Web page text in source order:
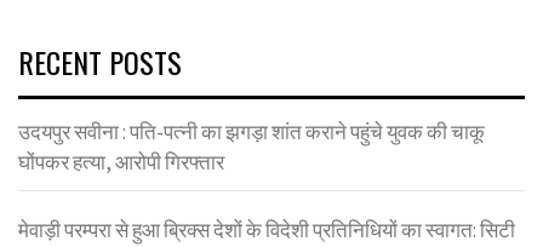
RECENT POSTS
उदयपुर सवीना : पति-पत्नी का झगड़ा शांत कराने पहुंचे युवक की चाकू
घोंपकर हत्या, आरोपी गिरफ्तार
मेवाड़ी परम्परा से हुआ ब्रिक्स देशों के विदेशी प्रतिनिधियों का स्वागत: सिटी